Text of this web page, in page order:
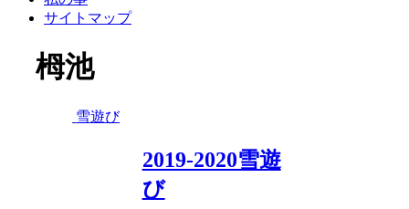
サイトマップ
栂池
雪遊び
2019-2020雪遊
び